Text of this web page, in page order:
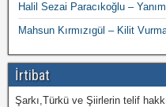
Halil Sezai Paracıkoğlu –
Mahsun Kırmızıgül – Kilit
İrtibat
Şarkı,Türkü ve Şiirlerin telif